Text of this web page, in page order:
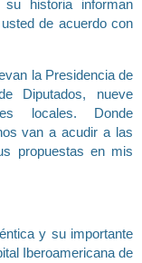
historia informan
de acuerdo con
la Presidencia de
Diputados, nueve
locales. Donde
van a acudir a las
propuestas en mis
y su importante
Iberoamericana de